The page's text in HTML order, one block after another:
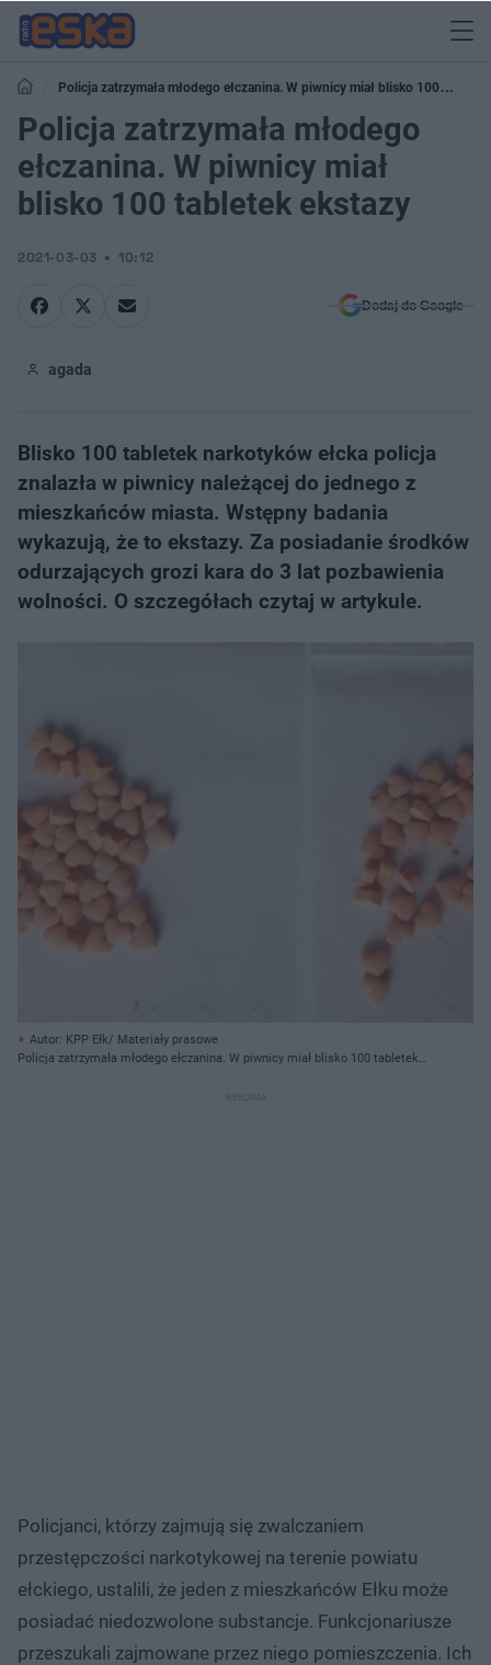
Policja zatrzymała młodego ełczanina. W piwnicy miał blisko 100
tabletek ekstazy
Policja zatrzymała młodego
ełczanina. W piwnicy miał
blisko 100 tabletek ekstazy
2021-03-03 10:12
Dodaj do Google
agada
Blisko 100 tabletek narkotyków ełcka policja
znalazła w piwnicy należącej do jednego z
mieszkańców miasta. Wstępny badania
wykazują, że to ekstazy. Za posiadanie środków
odurzających grozi kara do 3 lat pozbawienia
wolności. O szczegółach czytaj w artykule.
Autor: KPP Ełk/ Materiały prasowe
Policja zatrzymała młodego ełczanina. W piwnicy miał blisko 100 tabletek
Policjanci, którzy zajmują się zwalczaniem
przestępczości narkotykowej na terenie powiatu
ełckiego, ustalili, że jeden z mieszkańców Ełku może
posiadać niedozwolone substancje. Funkcjonariusze
przeszukali zajmowane przez niego pomieszczenia. Ich